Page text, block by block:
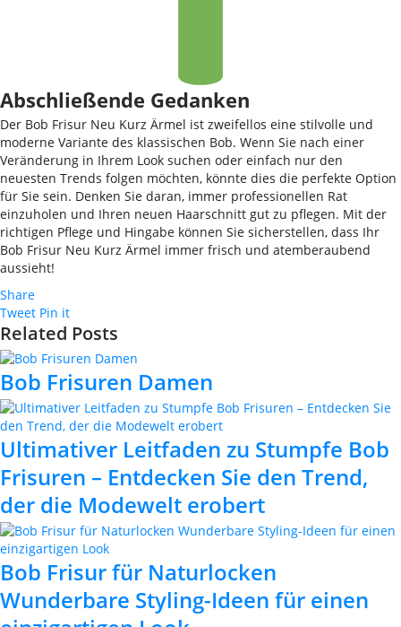
Abschließende Gedanken
Der Bob Frisur Neu Kurz Ärmel ist zweifellos eine stilvolle und
moderne Variante des klassischen Bob. Wenn Sie nach einer
Veränderung in Ihrem Look suchen oder einfach nur den
neuesten Trends folgen möchten, könnte dies die perfekte Option
für Sie sein. Denken Sie daran, immer professionellen Rat
einzuholen und Ihren neuen Haarschnitt gut zu pflegen. Mit der
richtigen Pflege und Hingabe können Sie sicherstellen, dass Ihr
Bob Frisur Neu Kurz Ärmel immer frisch und atemberaubend
aussieht!
Share
Tweet Pin it
Related Posts
Bob Frisuren Damen
Ultimativer Leitfaden zu Stumpfe Bob
Frisuren – Entdecken Sie den Trend,
der die Modewelt erobert
Bob Frisur für Naturlocken
Wunderbare Styling-Ideen für einen